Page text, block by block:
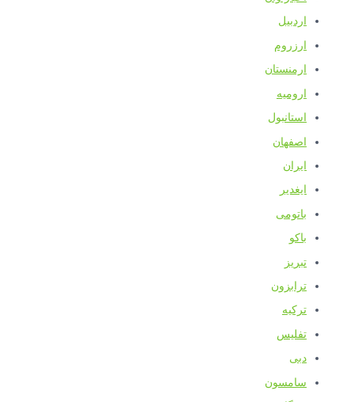
اردبیل
ارزروم
ارمنستان
ارومیه
استانبول
اصفهان
ایران
ایغدیر
باتومی
باکو
تبریز
ترابزون
ترکیه
تفلیس
دبی
سامسون